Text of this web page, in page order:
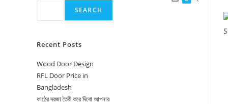
SEARCH
Recent Posts
Wood Door Design
RFL Door Price in
Bangladesh
কাঠের দরজা তৈরী করে দিবো আপনার